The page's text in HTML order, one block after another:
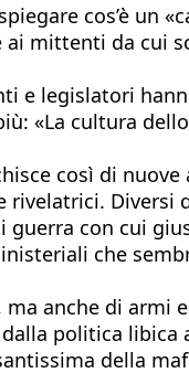
cos’è un
mittenti da cui
e legislatori
«La cultura
così di nuove
Diversi
guerra con cui
che
anche di armi
politica
della